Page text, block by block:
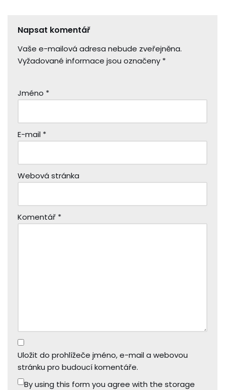
Napsat komentář
Vaše e-mailová adresa nebude zveřejněna.
Vyžadované informace jsou označeny *
Jméno *
E-mail *
Webová stránka
Komentář *
Uložit do prohlížeče jméno, e-mail a webovou
stránku pro budoucí komentáře.
By using this form you agree with the storage